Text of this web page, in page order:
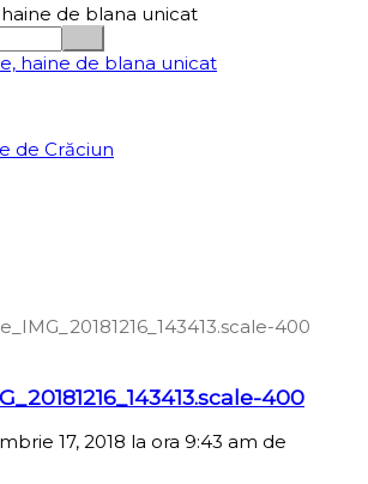
de blana unicat
de Crăciun
400
400
17, 2018 la ora 9:43 am de